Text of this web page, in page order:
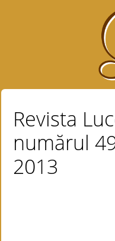
Revista
numărul
2013